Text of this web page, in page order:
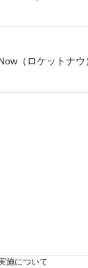
（ロケットナ
施について